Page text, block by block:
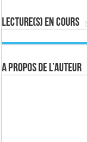
Lecture(s) en cours
A propos de l’auteur